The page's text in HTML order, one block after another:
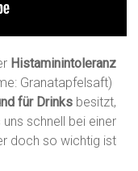
Histaminintoleranz
Granatapfelsaft)
für Drinks besitzt,
schnell bei einer
doch so wichtig ist